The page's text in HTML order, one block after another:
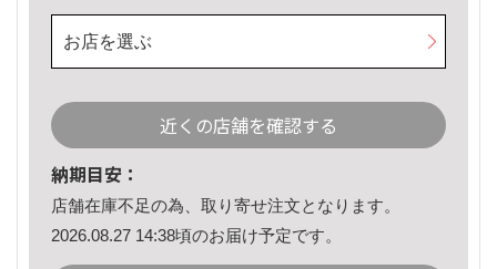
お店を選ぶ
近くの店舗を確認する
納期目安：
店舗在庫不足の為、取り寄せ注文となります。
2026.08.27 14:38頃のお届け予定です。